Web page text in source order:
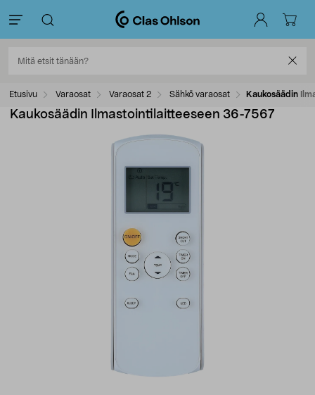
Etusivu Varaosat Varaosat 2 Sähkö varaosat Kaukosäädin
Kaukosäädin Ilmastointilaitteeseen 36-7567